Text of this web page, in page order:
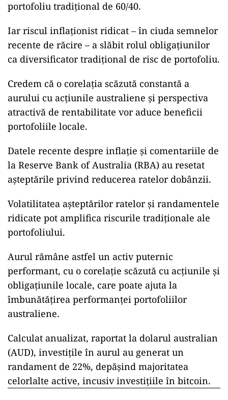
portofoliu tradițional de 60/40.
Iar riscul inflaționist ridicat – în ciuda semnelor
recente de răcire – a slăbit rolul obligațiunilor
ca diversificator tradițional de risc de portofoliu.
Credem că o corelația scăzută constantă a
aurului cu acțiunile australiene și perspectiva
atractivă de rentabilitate vor aduce beneficii
portofoliile locale.
Datele recente despre inflație și comentariile de
la Reserve Bank of Australia (RBA) au resetat
așteptările privind reducerea ratelor dobânzii.
Volatilitatea așteptărilor ratelor și randamentele
ridicate pot amplifica riscurile tradiționale ale
portofoliului.
Aurul rămâne astfel un activ puternic
performant, cu o corelație scăzută cu acțiunile și
obligațiunile locale, care poate ajuta la
îmbunătățirea performanței portofoliilor
australiene.
Calculat anualizat, raportat la dolarul australian
(AUD), investițile în aurul au generat un
randament de 22%, depășind majoritatea
celorlalte active, incusiv investițiile în bitcoin.